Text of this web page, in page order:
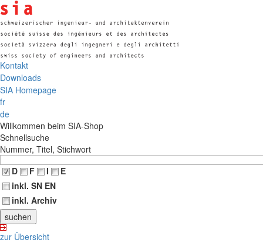
Kontakt
Downloads
SIA Homepage
fr
de
Willkommen beim SIA-Shop
Schnellsuche
Nummer, Titel, Stichwort
D
F I
E
inkl. SN EN
inkl. Archiv
zur Übersicht